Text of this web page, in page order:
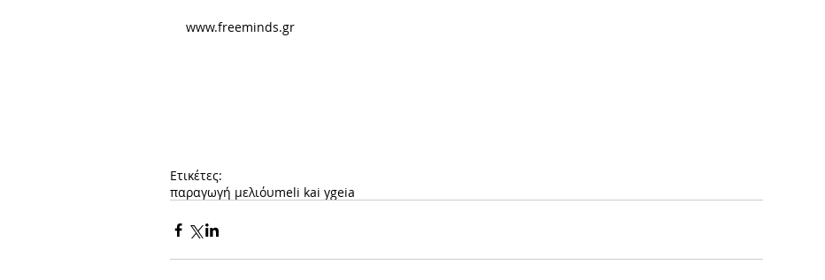
www.freeminds.gr
Ετικέτες:
παραγωγή μελιόυmeli kai ygeia